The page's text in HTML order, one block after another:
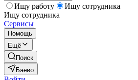
Ищу работу
Ищу сотрудника
Ищу сотрудника
Сервисы
Помощь
Ещё
Поиск
Баево